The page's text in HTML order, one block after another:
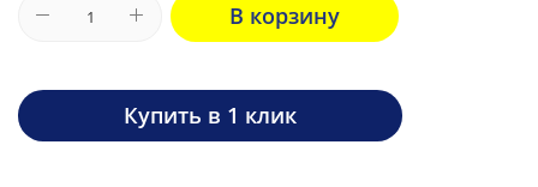
В корзину
Купить в 1 клик